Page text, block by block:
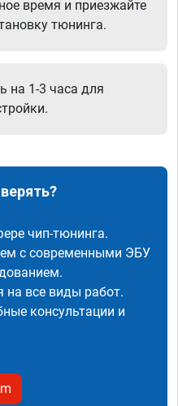
время и приезжайте
тюнинга.
на 1-3 часа для
чип-тюнинга.
с современными ЭБУ
на все виды работ.
консультации и